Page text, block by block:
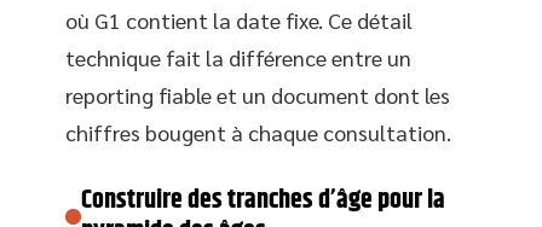
où G1 contient la date fixe. Ce détail
technique fait la différence entre un
reporting fiable et un document dont les
chiffres bougent à chaque consultation.
Construire des tranches d’âge pour la